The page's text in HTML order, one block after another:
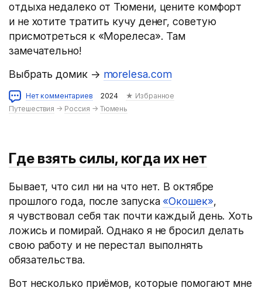
отдыха недалеко от Тюмени, цените комфорт
и не хотите тратить кучу денег, советую
присмотреться к «Морелеса». Там
замечательно!
Выбрать домик → morelesa.com
Нет комментариев 2024
★ Избранное
Путешествия → Россия → Тюмень
Где взять силы, когда их нет
Бывает, что сил ни на что нет. В октябре
прошлого года, после запуска «Окошек»,
я чувствовал себя так почти каждый день. Хоть
ложись и помирай. Однако я не бросил делать
свою работу и не перестал выполнять
обязательства.
Вот несколько приёмов, которые помогают мне